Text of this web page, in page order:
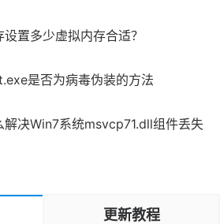
置多少虚拟内存合适？
是否为病毒伪装的方法
解决Win7系统msvcp71.dll组件丢失
更新教程